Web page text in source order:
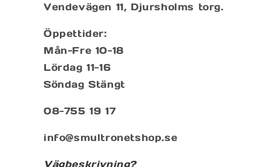
Vendevägen 11, Djursholms torg.
Öppettider:
Mån-Fre 10-18
Lördag 11-16
Söndag Stängt
08-755 19 17
info@smultronetshop.se
Vägbeskrivning?